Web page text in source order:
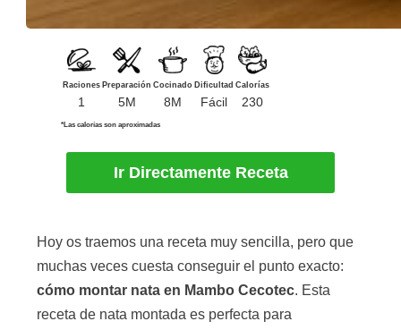
Raciones
1
Preparación
5M
Cocinado
8M
Dificultad
Fácil
Calorías
230
*Las calorías son aproximadas
Ir Directamente Receta
Hoy os traemos una receta muy sencilla, pero que
muchas veces cuesta conseguir el punto exacto:
cómo montar nata en Mambo Cecotec. Esta
receta de nata montada es perfecta para